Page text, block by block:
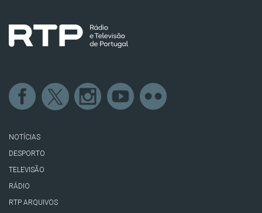
NOTÍCIAS
DESPORTO
TELEVISÃO
RÁDIO
RTP ARQUIVOS